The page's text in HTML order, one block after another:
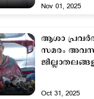
Nov 01, 2025
ആശാ
സമരം
Oct 31, 2025